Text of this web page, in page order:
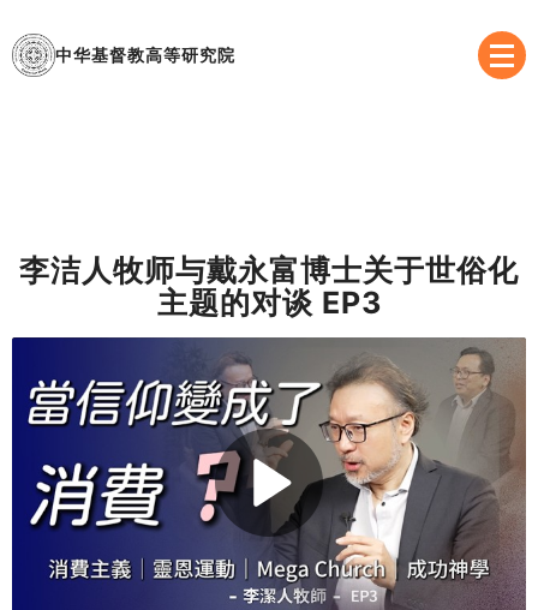
中华基督教高等研究院
李洁人牧师与戴永富博士关于世俗化
主题的对谈 EP3